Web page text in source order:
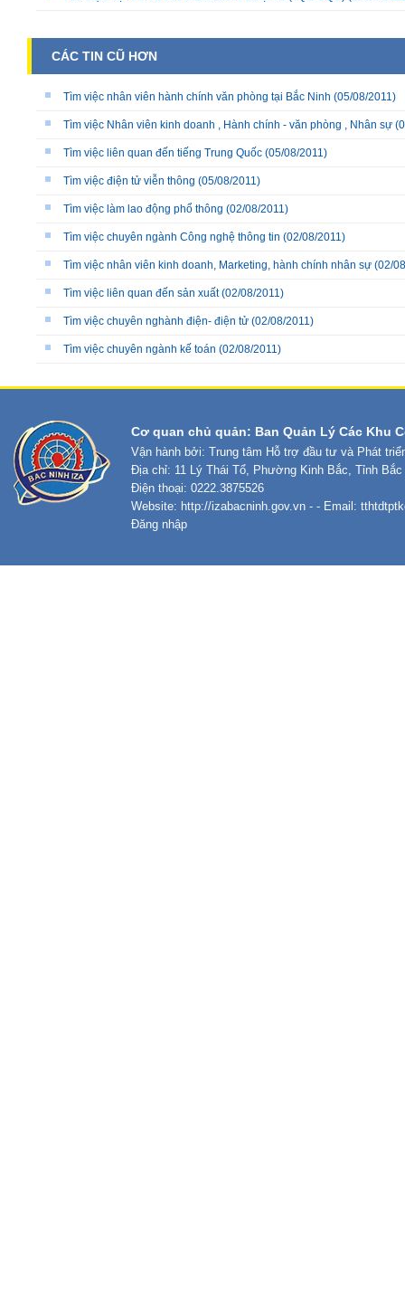
CÁC TIN CŨ HƠN
Tìm việc nhân viên hành chính văn phòng tại Bắc Ninh (05/08/2011)
Tìm việc Nhân viên kinh doanh , Hành chính - văn phòng , Nhân sự
Tìm việc liên quan đến tiếng Trung Quốc (05/08/2011)
Tìm việc điện tử viễn thông (05/08/2011)
Tìm việc làm lao động phổ thông (02/08/2011)
Tìm việc chuyên ngành Công nghệ thông tin (02/08/2011)
Tìm việc nhân viên kinh doanh, Marketing, hành chính nhân sự (02/
Tìm việc liên quan đến sản xuất(02/08/2011)
Tìm việc chuyên nghành điện- điện tử (02/08/2011)
Tìm việc chuyên ngành kế toán (02/08/2011)
Cơ quan chủ quản: Ban Quản Lý Các Khu
Vận hành bởi: Trung tâm Hỗ trợ đầu tư và Phát
Địa chỉ: 11 Lý Thái Tổ, Phường Kinh Bắc, Tỉnh Bắc
Điện thoại: 0222.3875526
Website: http://izabacninh.gov.vn - - Email:
Đăng nhập